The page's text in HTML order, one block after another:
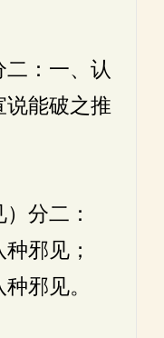
：一、认
说能破之推
分二：
邪见；
邪见。